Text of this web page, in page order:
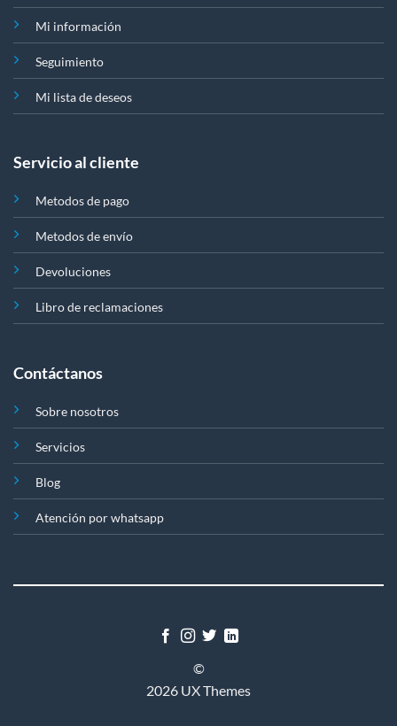
Mi información
Seguimiento
Mi lista de deseos
Servicio al cliente
Metodos de pago
Metodos de envío
Devoluciones
Libro de reclamaciones
Contáctanos
Sobre nosotros
Servicios
Blog
Atención por whatsapp
©
2026 UX Themes